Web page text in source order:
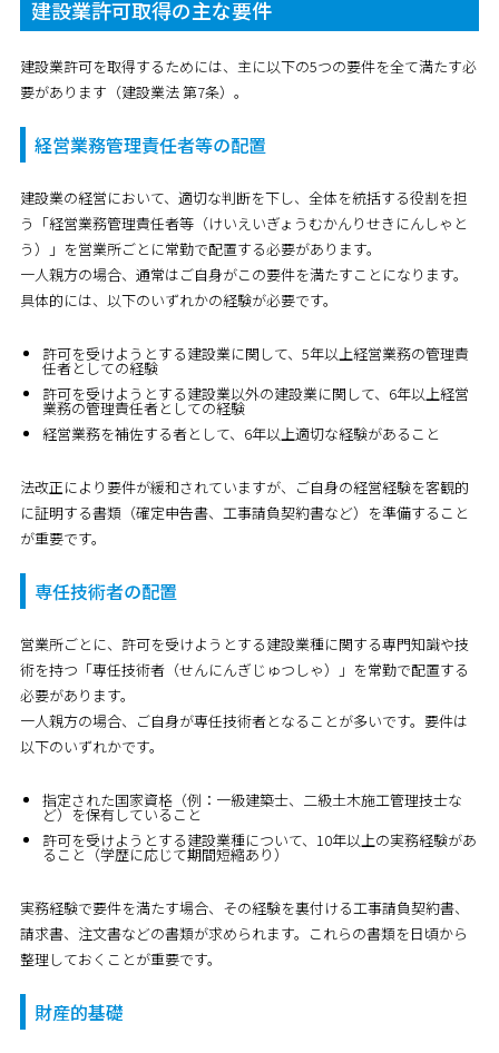
建設業許可取得の主な要件
建設業許可を取得するためには、主に以下の5つの要件を全て満たす必
要があります（建設業法 第7条）。
経営業務管理責任者等の配置
建設業の経営において、適切な判断を下し、全体を統括する役割を担
う「経営業務管理責任者等（けいえいぎょうむかんりせきにんしゃと
う）」を営業所ごとに常勤で配置する必要があります。
一人親方の場合、通常はご自身がこの要件を満たすことになります。
具体的には、以下のいずれかの経験が必要です。
許可を受けようとする建設業に関して、5年以上経営業務の管理責
任者としての経験
許可を受けようとする建設業以外の建設業に関して、6年以上経営
業務の管理責任者としての経験
経営業務を補佐する者として、6年以上適切な経験があること
法改正により要件が緩和されていますが、ご自身の経営経験を客観的
に証明する書類（確定申告書、工事請負契約書など）を準備すること
が重要です。
専任技術者の配置
営業所ごとに、許可を受けようとする建設業種に関する専門知識や技
術を持つ「専任技術者（せんにんぎじゅつしゃ）」を常勤で配置する
必要があります。
一人親方の場合、ご自身が専任技術者となることが多いです。要件は
以下のいずれかです。
指定された国家資格（例：一級建築士、二級土木施工管理技士な
ど）を保有していること
許可を受けようとする建設業種について、10年以上の実務経験があ
ること（学歴に応じて期間短縮あり）
実務経験で要件を満たす場合、その経験を裏付ける工事請負契約書、
請求書、注文書などの書類が求められます。これらの書類を日頃から
整理しておくことが重要です。
財産的基礎